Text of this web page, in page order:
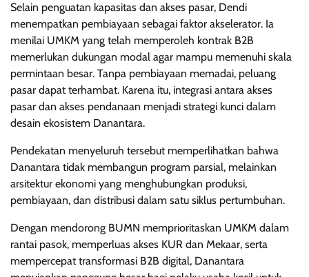
Selain penguatan kapasitas dan akses pasar, Dendi
menempatkan pembiayaan sebagai faktor akselerator. Ia
menilai UMKM yang telah memperoleh kontrak B2B
memerlukan dukungan modal agar mampu memenuhi skala
permintaan besar. Tanpa pembiayaan memadai, peluang
pasar dapat terhambat. Karena itu, integrasi antara akses
pasar dan akses pendanaan menjadi strategi kunci dalam
desain ekosistem Danantara.
Pendekatan menyeluruh tersebut memperlihatkan bahwa
Danantara tidak membangun program parsial, melainkan
arsitektur ekonomi yang menghubungkan produksi,
pembiayaan, dan distribusi dalam satu siklus pertumbuhan.
Dengan mendorong BUMN memprioritaskan UMKM dalam
rantai pasok, memperluas akses KUR dan Mekaar, serta
mempercepat transformasi B2B digital, Danantara